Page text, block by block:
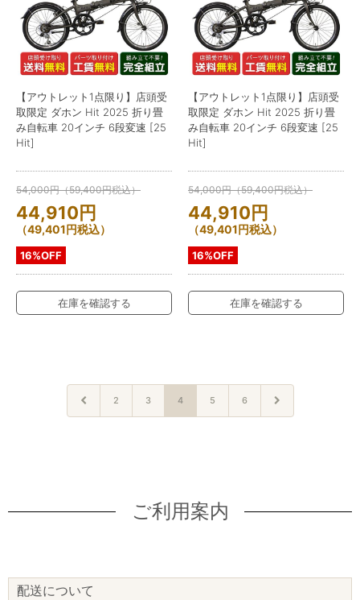
【アウトレット1点限り】店頭受
取限定 ダホン Hit 2025 折り畳
み自転車 20インチ 6段変速 [25
Hit]
54,000円（59,400円税込）
44,910円
（49,401円税込）
16%OFF
在庫を確認する
【アウトレット1点限り】店頭受
取限定 ダホン Hit 2025 折り畳
み自転車 20インチ 6段変速 [25
Hit]
54,000円（59,400円税込）
44,910円
（49,401円税込）
16%OFF
在庫を確認する
2 3 4 5 6
ご利用案内
配送について